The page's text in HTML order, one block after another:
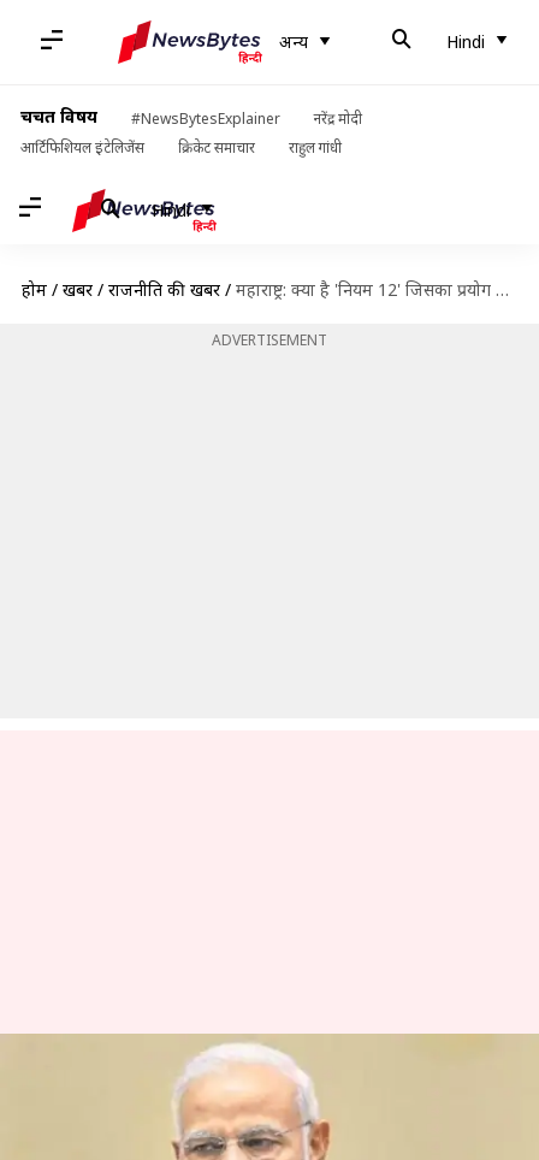
अन्य Hindi
चर्चित विषय #NewsBytesExplainer
नरेंद्र मोदी
आर्टिफिशियल इंटेलिजेंस
क्रिकेट समाचार राहुल गांधी
Hindi
होम / खबरें / राजनीति की खबरें / महाराष्ट्र: क्या है 'नियम 12' जिसका प्रयोग कर प्रधानमंत्री मोदी ने हटाया राष्ट्रपति शासन?
ADVERTISEMENT
महाराष्ट्र: क्या है 'नियम 12' जिसका
प्रयोग कर प्रधानमंत्री मोदी ने हटाया
राष्ट्रपति शासन?